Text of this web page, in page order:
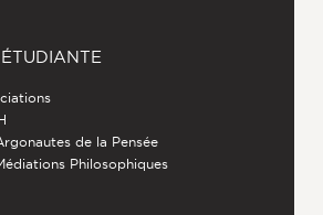
de la Pensée
Philosophiques